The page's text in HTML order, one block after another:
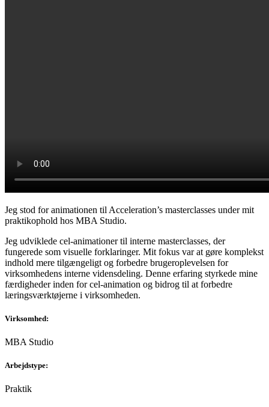
Jeg stod for animationen til Acceleration’s masterclasses under mit
praktikophold hos MBA Studio.
Jeg udviklede cel-animationer til interne masterclasses, der
fungerede som visuelle forklaringer. Mit fokus var at gøre komplekst
indhold mere tilgængeligt og forbedre brugeroplevelsen for
virksomhedens interne vidensdeling. Denne erfaring styrkede mine
færdigheder inden for cel-animation og bidrog til at forbedre
læringsværktøjerne i virksomheden.
Virksomhed:
MBA Studio
Arbejdstype:
Praktik